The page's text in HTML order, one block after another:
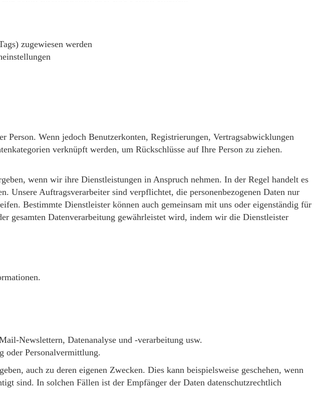
zugewiesen werden
Wenn jedoch Benutzerkonten, Registrierungen, Vertragsabwicklungen
verknüpft werden, um Rückschlüsse auf Ihre Person zu ziehen.
wenn wir ihre Dienstleistungen in Anspruch nehmen. In der Regel handelt es
Unsere Auftragsverarbeiter sind verpflichtet, die personenbezogenen Daten nur
Bestimmte Dienstleister können auch gemeinsam mit uns oder eigenständig für
gesamten Datenverarbeitung gewährleistet wird, indem wir die Dienstleister
Newslettern, Datenanalyse und -verarbeitung usw.
oder Personalvermittlung.
auch zu deren eigenen Zwecken. Dies kann beispielsweise geschehen, wenn
sind. In solchen Fällen ist der Empfänger der Daten datenschutzrechtlich